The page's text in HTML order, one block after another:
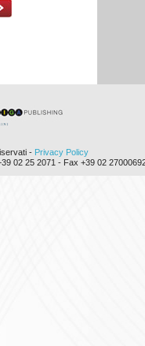
- Privacy Policy
02 25 2071 - Fax +39 02